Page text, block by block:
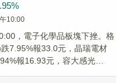
10:00
，電子化學品板塊下挫。格
7.95%報33.0元，晶瑞電材
報16.93元，容大感光